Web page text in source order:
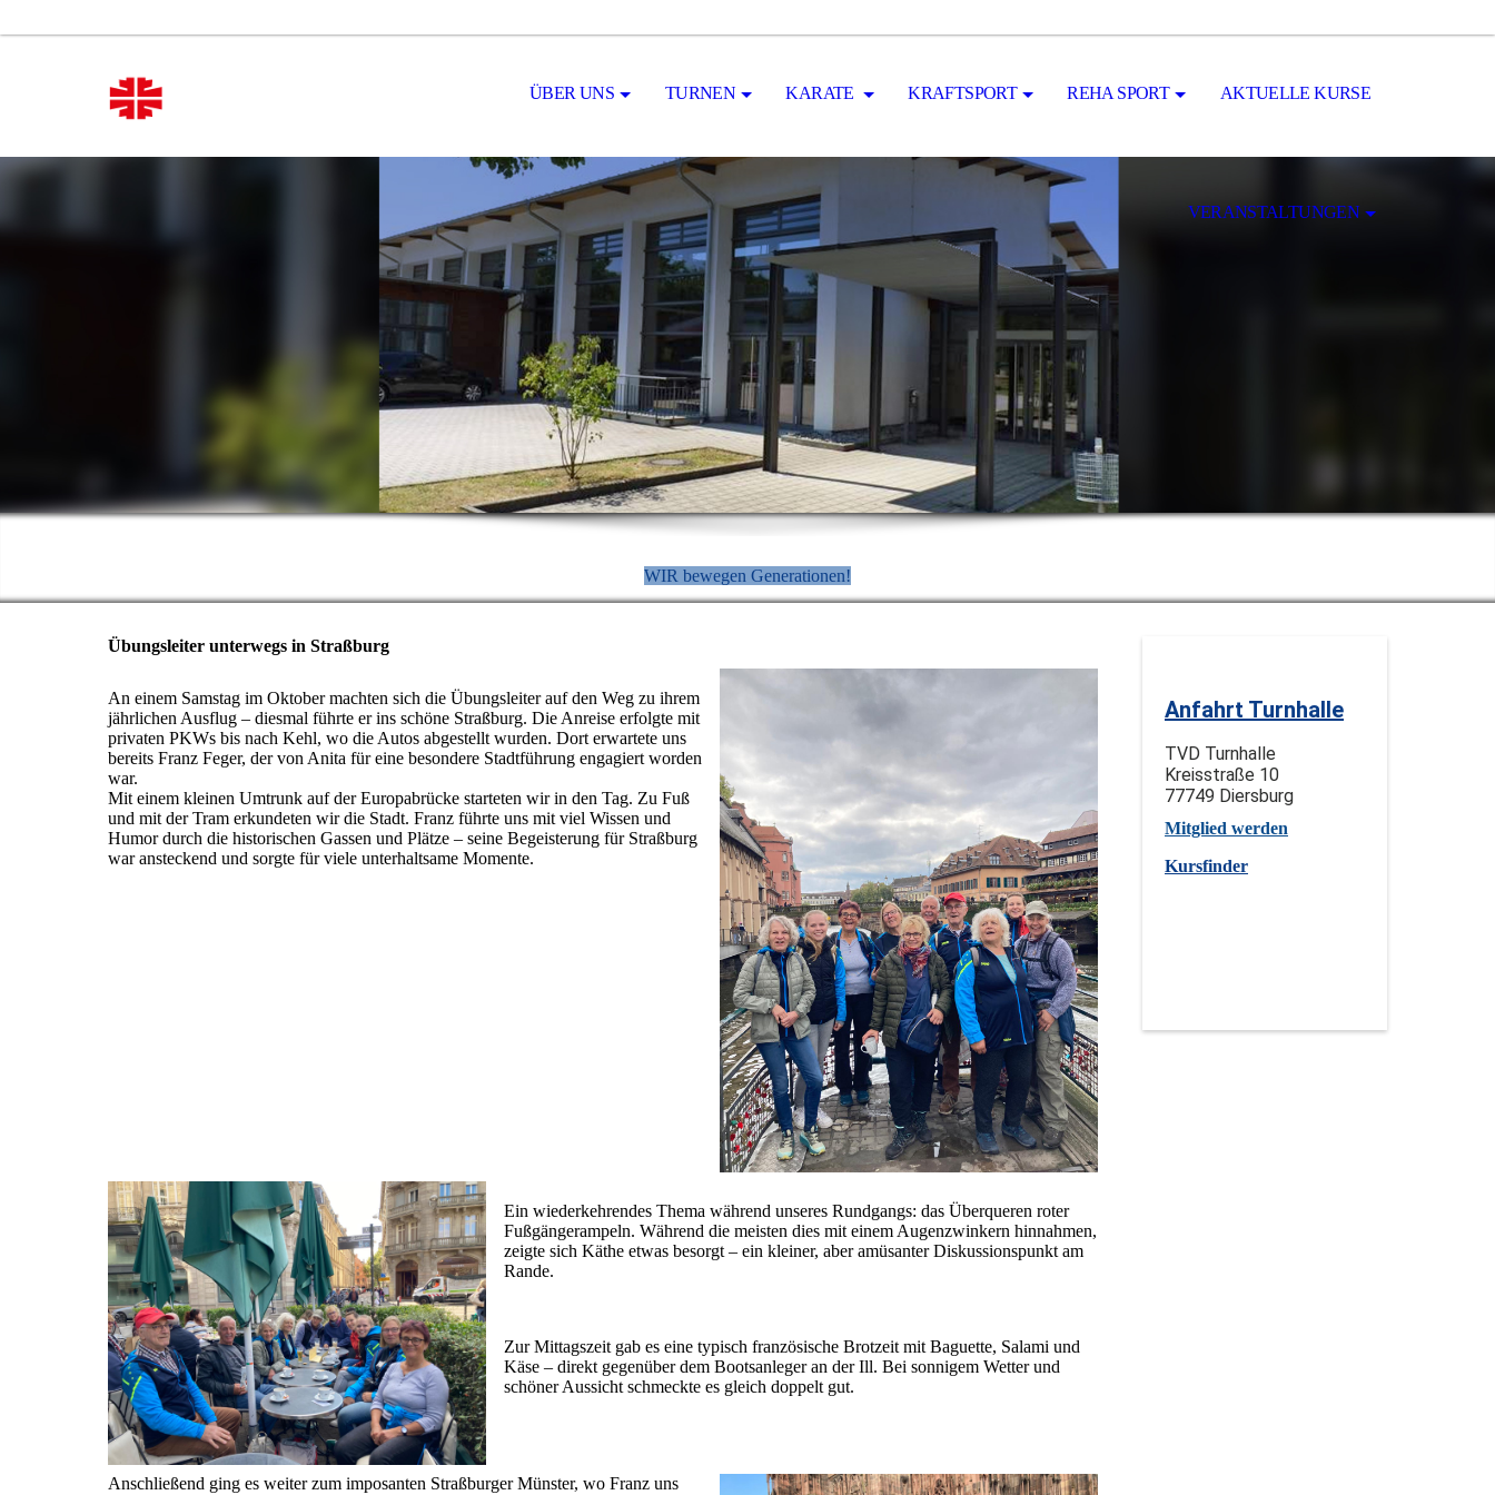
ÜBER UNS TURNEN KARATE KRAFTSPORT REHA SPORT AKTUELLE KURSE
VERANSTALTUNGEN
WIR bewegen Generationen!
Übungsleiter unterwegs in Straßburg
An einem Samstag im Oktober machten sich die Übungsleiter auf den Weg zu ihrem
jährlichen Ausflug – diesmal führte er ins schöne Straßburg. Die Anreise erfolgte mit
privaten PKWs bis nach Kehl, wo die Autos abgestellt wurden. Dort erwartete uns
bereits Franz Feger, der von Anita für eine besondere Stadtführung engagiert worden
war.
Mit einem kleinen Umtrunk auf der Europabrücke starteten wir in den Tag. Zu Fuß
und mit der Tram erkundeten wir die Stadt. Franz führte uns mit viel Wissen und
Humor durch die historischen Gassen und Plätze – seine Begeisterung für Straßburg
war ansteckend und sorgte für viele unterhaltsame Momente.
Ein wiederkehrendes Thema während unseres Rundgangs: das Überqueren roter
Fußgängerampeln. Während die meisten dies mit einem Augenzwinkern hinnahmen,
zeigte sich Käthe etwas besorgt – ein kleiner, aber amüsanter Diskussionspunkt am
Rande.
Zur Mittagszeit gab es eine typisch französische Brotzeit mit Baguette, Salami und
Käse – direkt gegenüber dem Bootsanleger an der Ill. Bei sonnigem Wetter und
schöner Aussicht schmeckte es gleich doppelt gut.
Anschließend ging es weiter zum imposanten Straßburger Münster, wo Franz uns
Anfahrt Turnhalle
TVD Turnhalle
Kreisstraße 10
77749 Diersburg
Mitglied werden
Kursfinder